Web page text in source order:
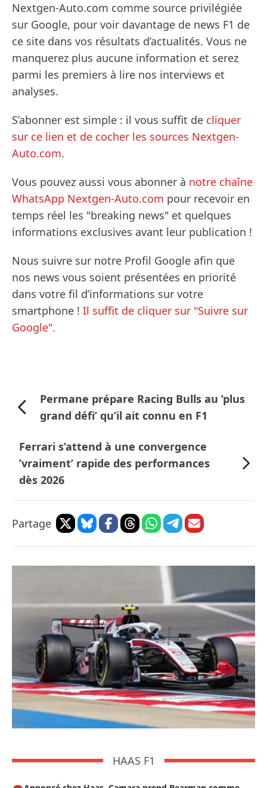
Nextgen-Auto.com comme source privilégiée
sur Google, pour voir davantage de news F1 de
ce site dans vos résultats d’actualités. Vous ne
manquerez plus aucune information et serez
parmi les premiers à lire nos interviews et
analyses.
S’abonner est simple : il vous suffit de cliquer
sur ce lien et de cocher les sources Nextgen-
Auto.com.
Vous pouvez aussi vous abonner à notre chaîne
WhatsApp Nextgen-Auto.com pour recevoir en
temps réel les "breaking news" et quelques
informations exclusives avant leur publication !
Nous suivre sur notre Profil Google afin que
nos news vous soient présentées en priorité
dans votre fil d’informations sur votre
smartphone ! Il suffit de cliquer sur "Suivre sur
Google".
Permane prépare Racing Bulls au ’plus
grand défi’ qu’il ait connu en F1
Ferrari s’attend à une convergence
’vraiment’ rapide des performances
dès 2026
Partage
HAAS F1